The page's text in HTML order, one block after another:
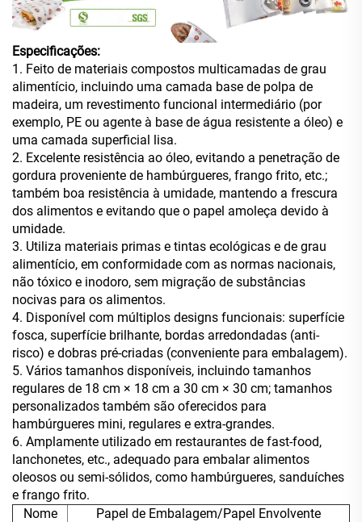
Especificações:
1. Feito de materiais compostos multicamadas de grau
alimentício, incluindo uma camada base de polpa de
madeira, um revestimento funcional intermediário (por
exemplo, PE ou agente à base de água resistente a óleo) e
uma camada superficial lisa.
2. Excelente resistência ao óleo, evitando a penetração de
gordura proveniente de hambúrgueres, frango frito, etc.;
também boa resistência à umidade, mantendo a frescura
dos alimentos e evitando que o papel amoleça devido à
umidade.
3. Utiliza materiais primas e tintas ecológicas e de grau
alimentício, em conformidade com as normas nacionais,
não tóxico e inodoro, sem migração de substâncias
nocivas para os alimentos.
4. Disponível com múltiplos designs funcionais: superfície
fosca, superfície brilhante, bordas arredondadas (anti-
risco) e dobras pré-criadas (conveniente para embalagem).
5. Vários tamanhos disponíveis, incluindo tamanhos
regulares de 18 cm × 18 cm a 30 cm × 30 cm; tamanhos
personalizados também são oferecidos para
hambúrgueres mini, regulares e extra-grandes.
6. Amplamente utilizado em restaurantes de fast-food,
lanchonetes, etc., adequado para embalar alimentos
oleosos ou semi-sólidos, como hambúrgueres, sanduíches
e frango frito.
Nome
Papel de Embalagem/Papel Envolvente